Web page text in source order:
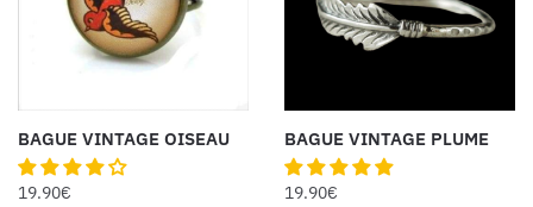
BAGUE VINTAGE OISEAU
19.90€
BAGUE VINTAGE PLUME
19.90€